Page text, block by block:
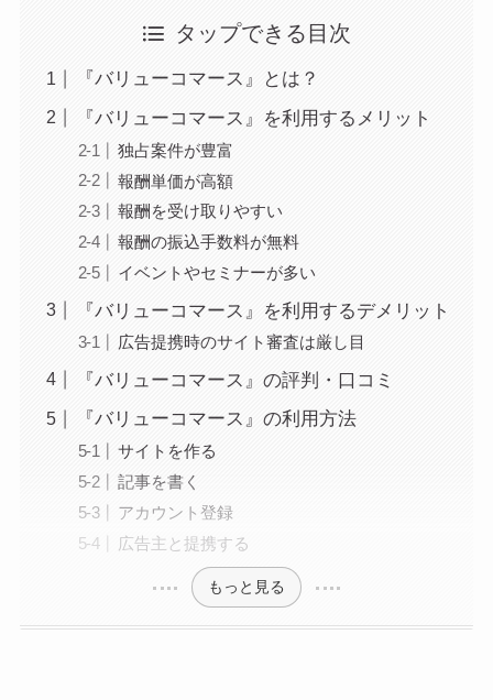
タップできる目次
『バリューコマース』とは？
『バリューコマース』を利用するメリット
独占案件が豊富
報酬単価が高額
報酬を受け取りやすい
報酬の振込手数料が無料
イベントやセミナーが多い
『バリューコマース』を利用するデメリット
広告提携時のサイト審査は厳し目
『バリューコマース』の評判・口コミ
『バリューコマース』の利用方法
サイトを作る
記事を書く
アカウント登録
広告主と提携する
もっと見る